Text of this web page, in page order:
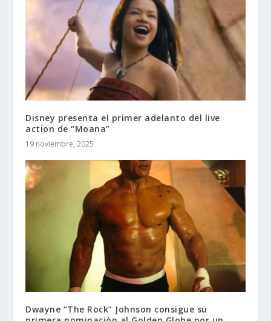
Disney presenta el primer adelanto del live
action de “Moana”
19 noviembre, 2025
Dwayne “The Rock” Johnson consigue su